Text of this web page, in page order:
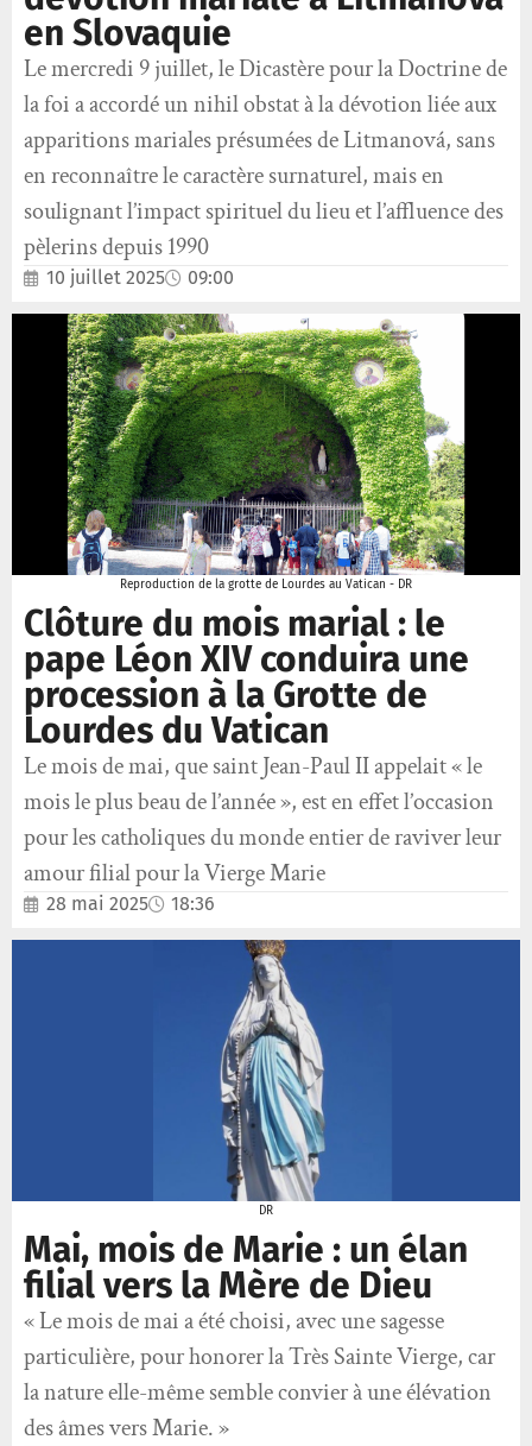
en Slovaquie
Le mercredi 9 juillet, le Dicastère pour la Doctrine de
la foi a accordé un nihil obstat à la dévotion liée aux
apparitions mariales présumées de Litmanová, sans
en reconnaître le caractère surnaturel, mais en
soulignant l’impact spirituel du lieu et l’affluence des
pèlerins depuis 1990
10 juillet 2025 09:00
Reproduction de la grotte de Lourdes au Vatican - DR
Clôture du mois marial : le
pape Léon XIV conduira une
procession à la Grotte de
Lourdes du Vatican
Le mois de mai, que saint Jean-Paul II appelait « le
mois le plus beau de l’année », est en effet l’occasion
pour les catholiques du monde entier de raviver leur
amour filial pour la Vierge Marie
28 mai 2025 18:36
DR
Mai, mois de Marie : un élan
filial vers la Mère de Dieu
« Le mois de mai a été choisi, avec une sagesse
particulière, pour honorer la Très Sainte Vierge, car
la nature elle-même semble convier à une élévation
des âmes vers Marie. »